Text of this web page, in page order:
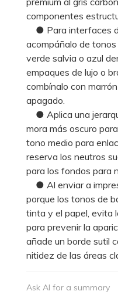
componentes
● Para interfaces
acompáñalo de tonos
verde salvia o azul
empaques de lujo o
combínalo con
apagado.
● Aplica una
mora más oscuro
tono medio para
reserva los neutros
para los fondos para
● Al enviar a
porque los tonos de
tinta y el papel, evita
para prevenir la
añade un borde sutil
nitidez de las áreas
Ask AI for a summary